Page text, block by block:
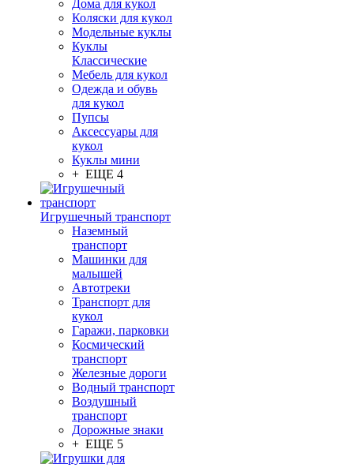
Дома для кукол
Коляски для кукол
Модельные куклы
Куклы
Классические
Мебель для кукол
Одежда и обувь
для кукол
Пупсы
Аксессуары для
кукол
Куклы мини
+ ЕЩЕ 4
Игрушечный транспорт
Наземный
транспорт
Машинки для
малышей
Автотреки
Транспорт для
кукол
Гаражи, парковки
Космический
транспорт
Железные дороги
Водный транспорт
Воздушный
транспорт
Дорожные знаки
+ ЕЩЕ 5